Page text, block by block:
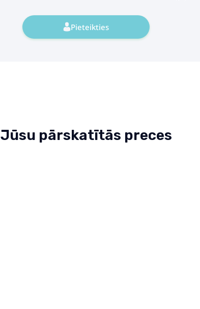
Pieteikties
Jūsu pārskatītās preces